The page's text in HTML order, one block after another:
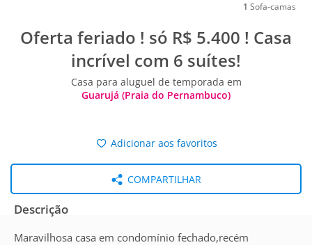
1 Sofa-camas
Oferta feriado ! só R$ 5.400 ! Casa
incrível com 6 suítes!
Casa para aluguel de temporada em
Guarujá (Praia do Pernambuco)
Adicionar aos favoritos
COMPARTILHAR
Descrição
Maravilhosa casa em condomínio fechado,recém